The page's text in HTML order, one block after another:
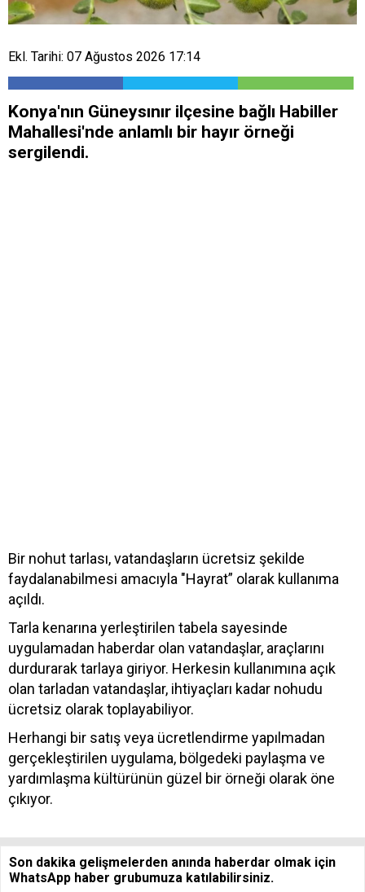
Ekl. Tarihi: 07 Ağustos 2026 17:14
Konya'nın Güneysınır ilçesine bağlı Habiller
Mahallesi'nde anlamlı bir hayır örneği
sergilendi.
Bir nohut tarlası, vatandaşların ücretsiz şekilde
faydalanabilmesi amacıyla "Hayrat” olarak kullanıma
açıldı.
Tarla kenarına yerleştirilen tabela sayesinde
uygulamadan haberdar olan vatandaşlar, araçlarını
durdurarak tarlaya giriyor. Herkesin kullanımına açık
olan tarladan vatandaşlar, ihtiyaçları kadar nohudu
ücretsiz olarak toplayabiliyor.
Herhangi bir satış veya ücretlendirme yapılmadan
gerçekleştirilen uygulama, bölgedeki paylaşma ve
yardımlaşma kültürünün güzel bir örneği olarak öne
çıkıyor.
Son dakika gelişmelerden anında haberdar olmak için
WhatsApp haber grubumuza katılabilirsiniz.